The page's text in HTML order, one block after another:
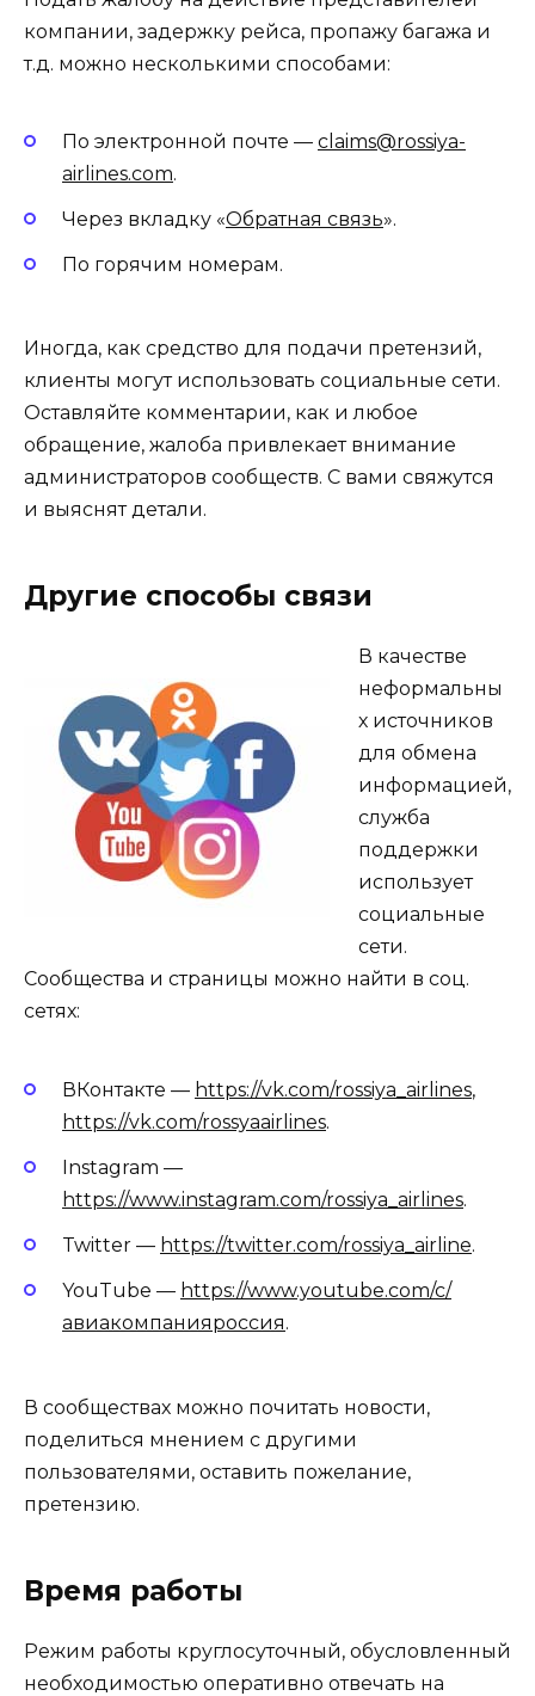
компании, задержку рейса, пропажу багажа и
т.д. можно несколькими способами:
По электронной почте — claims@rossiya-
airlines.com.
Через вкладку «Обратная связь».
По горячим номерам.
Иногда, как средство для подачи претензий,
клиенты могут использовать социальные сети.
Оставляйте комментарии, как и любое
обращение, жалоба привлекает внимание
администраторов сообществ. С вами свяжутся
и выяснят детали.
Другие способы связи
В качестве
неформальны
х источников
для обмена
информацией,
служба
поддержки
использует
социальные
сети.
Сообщества и страницы можно найти в соц.
сетях:
ВКонтакте — https://vk.com/rossiya_airlines,
https://vk.com/rossyaairlines.
Instagram —
https://www.instagram.com/rossiya_airlines.
Twitter — https://twitter.com/rossiya_airline.
YouTube — https://www.youtube.com/c/
авиакомпанияроссия.
В сообществах можно почитать новости,
поделиться мнением с другими
пользователями, оставить пожелание,
претензию.
Время работы
Режим работы круглосуточный, обусловленный
необходимостью оперативно отвечать на